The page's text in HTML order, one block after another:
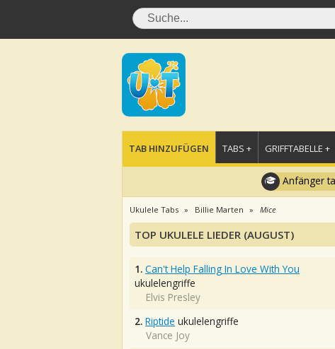
TAB HINZUFÜGEN TABS + GRIFFTABELLE +
Anfänger
Ukulele Tabs Billie Marten Mice
TOP UKULELE LIEDER (AUGUST)
1. Can't Help Falling In Love With You
ukulelengriffe
Elvis Presley
2. Riptide ukulelengriffe
Vance Joy